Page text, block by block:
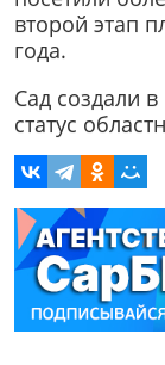
второй этап
года.
Сад создали
статус